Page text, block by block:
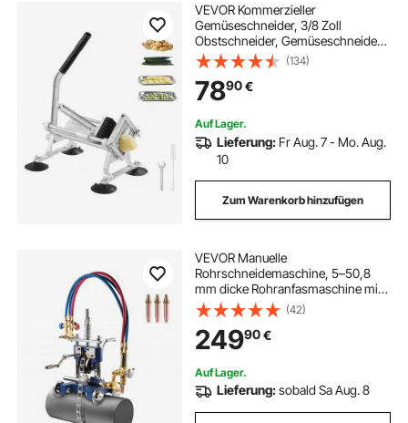
VEVOR Kommerzieller
Gemüseschneider, 3/8 Zoll
Obstschneider, Gemüseschneider
aus Edelstahl &
Aluminiumlegierung, Schneider mit
rutschfesten Füßen, für
Radieschen, Zwiebeln, Kartoffeln,
Zitronen
(134)
7890€
Auf Lager.
Lieferung: Fr Aug. 7 - Mo. Aug.
10
Zum Warenkorb hinzufügen
VEVOR Manuelle
Rohrschneidemaschine, 5–50,8
mm dicke Rohranfasmaschine mit
Kette, 0°-45° einstellbarer Winkel-
Gasschneidemaschine mit 3
Spitzen, tragbarer Brenner-Anfas-
Gasschneider
(42)
24990€
Auf Lager.
Lieferung:sobald Sa Aug. 8